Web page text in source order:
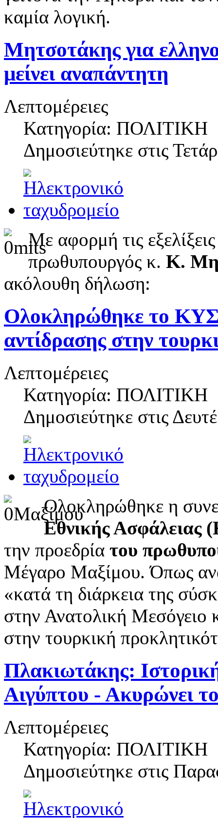
καμία λογική.
Μητσοτάκης για
μείνει αναπάντητη
Λεπτομέρειες
Κατηγορία: ΠΟΛΙΤΙΚΗ
Δημοσιεύτηκε στις
Με αφορμή τις
πρωθυπουργός κ. Κ.
ακόλουθη δήλωση:
Ολοκληρώθηκε το
αντίδρασης στην
Λεπτομέρειες
Κατηγορία: ΠΟΛΙΤΙΚΗ
Δημοσιεύτηκε στις
Ολοκληρώθηκε η
Εθνικής
την προεδρία του
Μέγαρο Μαξίμου. Όπως
«κατά τη διάρκεια της
στην Ανατολική Μεσόγειο
στην τουρκική
Πλακιωτάκης:
Αιγύπτου - Ακυρώνει
Λεπτομέρειες
Κατηγορία: ΠΟΛΙΤΙΚΗ
Δημοσιεύτηκε στις